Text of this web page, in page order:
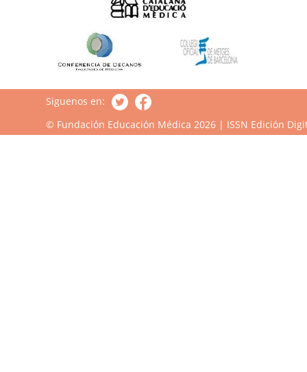
Siguenos en:
© Fundación Educación Médica 2026 | ISSN Edición